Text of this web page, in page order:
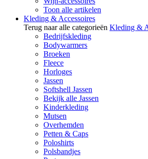
Toon alle artikelen
Kleding & Accessoires
Terug naar alle categorieën Kleding &
Bedrijfskleding
Bodywarmers
Broeken
Fleece
Horloges
Jassen
Softshell Jassen
Bekijk alle Jassen
Kinderkleding
Mutsen
Overhemden
Petten & Caps
Poloshirts
Polsbandjes